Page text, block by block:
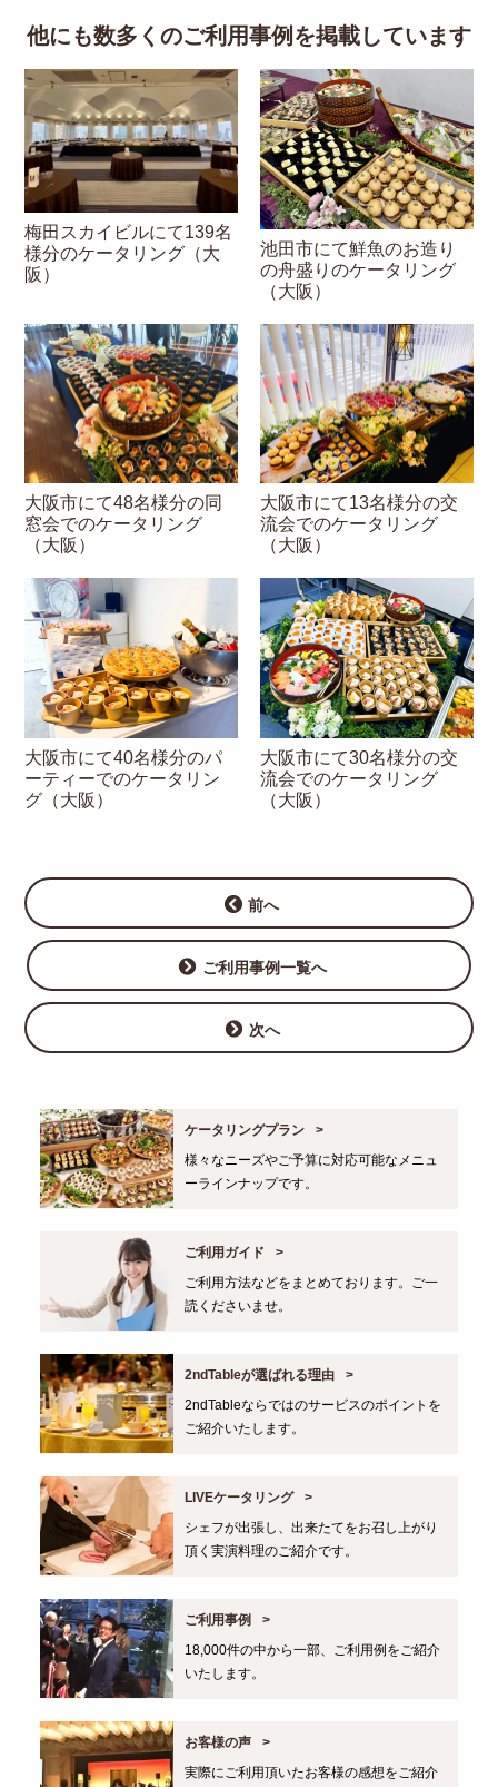
他にも数多くのご利用事例を掲載しています
梅田スカイビルにて139名
様分のケータリング（大
阪）
池田市にて鮮魚のお造り
の舟盛りのケータリング
（大阪）
大阪市にて48名様分の同
窓会でのケータリング
（大阪）
大阪市にて13名様分の交
流会でのケータリング
（大阪）
大阪市にて40名様分のパ
ーティーでのケータリン
グ（大阪）
大阪市にて30名様分の交
流会でのケータリング
（大阪）
前へ
ご利用事例一覧へ
次へ
ケータリングプラン
様々なニーズやご予算に対応可能なメニュ
ーラインナップです。
ご利用ガイド
ご利用方法などをまとめております。ご一
読くださいませ。
2ndTableが選ばれる理由
2ndTableならではのサービスのポイントを
ご紹介いたします。
LIVEケータリング
シェフが出張し、出来たてをお召し上がり
頂く実演料理のご紹介です。
ご利用事例
18,000件の中から一部、ご利用例をご紹介
いたします。
お客様の声
実際にご利用頂いたお客様の感想をご紹介